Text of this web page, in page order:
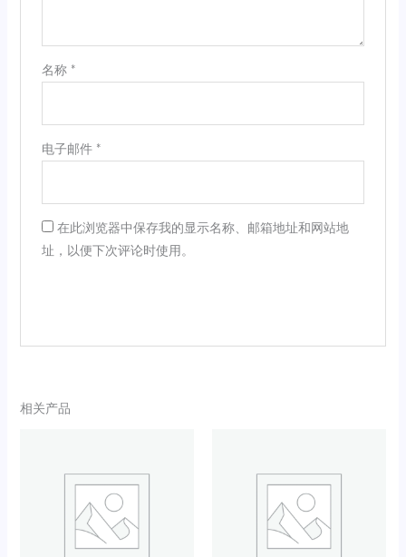
名称 *
电子邮件 *
在此浏览器中保存我的显示名称、邮箱地址和网站地
址，以便下次评论时使用。
相关产品